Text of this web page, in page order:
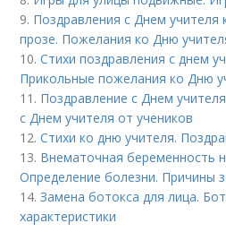
9. Поздравления с Днем учителя
прозе. Пожелания ко Дню
10.Стихи поздравления с днем
Прикольные пожелания ко Дню
11. Поздравление с Днем
с Днем учителя от учеников
12.Стихи ко дню учителя.
13. Внематочная беременность
Определение болезни. Причины
14.Замена ботокса для лица.
характеристики